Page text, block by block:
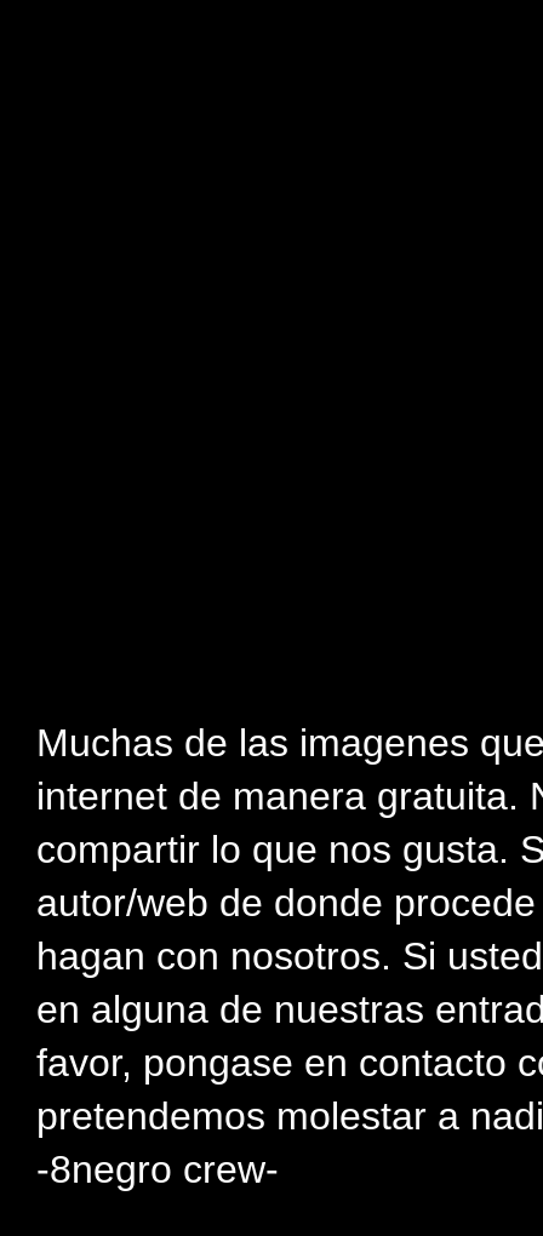
Muchas de las imagenes
internet de manera gratuita.
compartir lo que nos gusta.
autor/web de donde
hagan con nosotros. Si
en alguna de nuestras
favor, pongase en contacto
pretendemos molestar a
-8negro crew-